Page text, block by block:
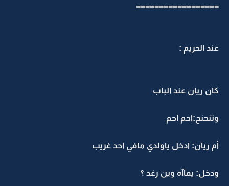
==================
عند الحريم :
كان ريان عند الباب
وتنحنح:احم احم
أم ريان: ادخل ياولدي مافي احد غريب
ودخل: يمآآه وين رغد ؟